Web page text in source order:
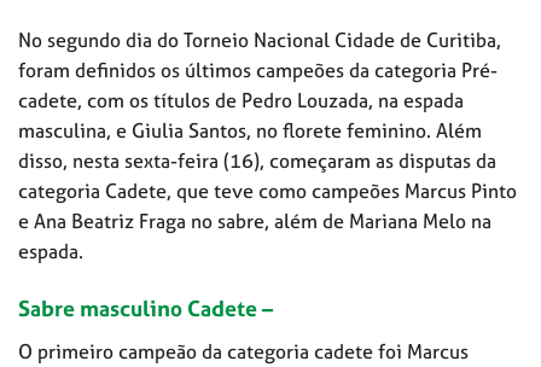
No segundo dia do Torneio Nacional Cidade de Curitiba,
foram definidos os últimos campeões da categoria Pré-
cadete, com os títulos de Pedro Louzada, na espada
masculina, e Giulia Santos, no florete feminino. Além
disso, nesta sexta-feira (16), começaram as disputas da
categoria Cadete, que teve como campeões Marcus Pinto
e Ana Beatriz Fraga no sabre, além de Mariana Melo na
espada.
Sabre masculino Cadete –
O primeiro campeão da categoria cadete foi Marcus